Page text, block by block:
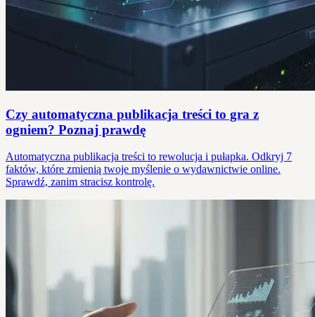
Czy automatyczna publikacja treści to gra z
ogniem? Poznaj prawdę
Automatyczna publikacja treści to rewolucja i pułapka. Odkryj 7
faktów, które zmienią twoje myślenie o wydawnictwie online.
Sprawdź, zanim stracisz kontrolę.